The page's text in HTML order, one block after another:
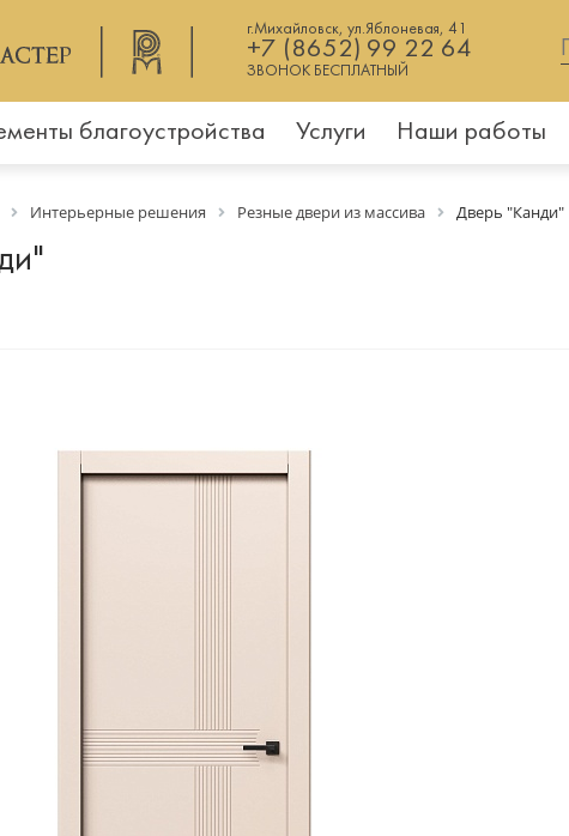
г.Михайловск, ул.Яблоневая, 41
+7 (8652) 99 22 64
ЗВОНОК БЕСПЛАТНЫЙ
благоустройства Услуги Наши работы
Интерьерные решения Резные двери из массива Дверь "Канди"